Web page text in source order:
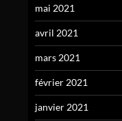
mai 2021
avril 2021
mars 2021
février 2021
janvier 2021